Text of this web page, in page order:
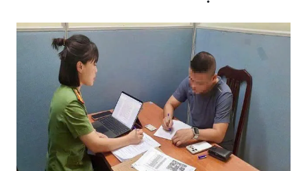
Đăng tin sai về Hà Nội, người đàn ông bị